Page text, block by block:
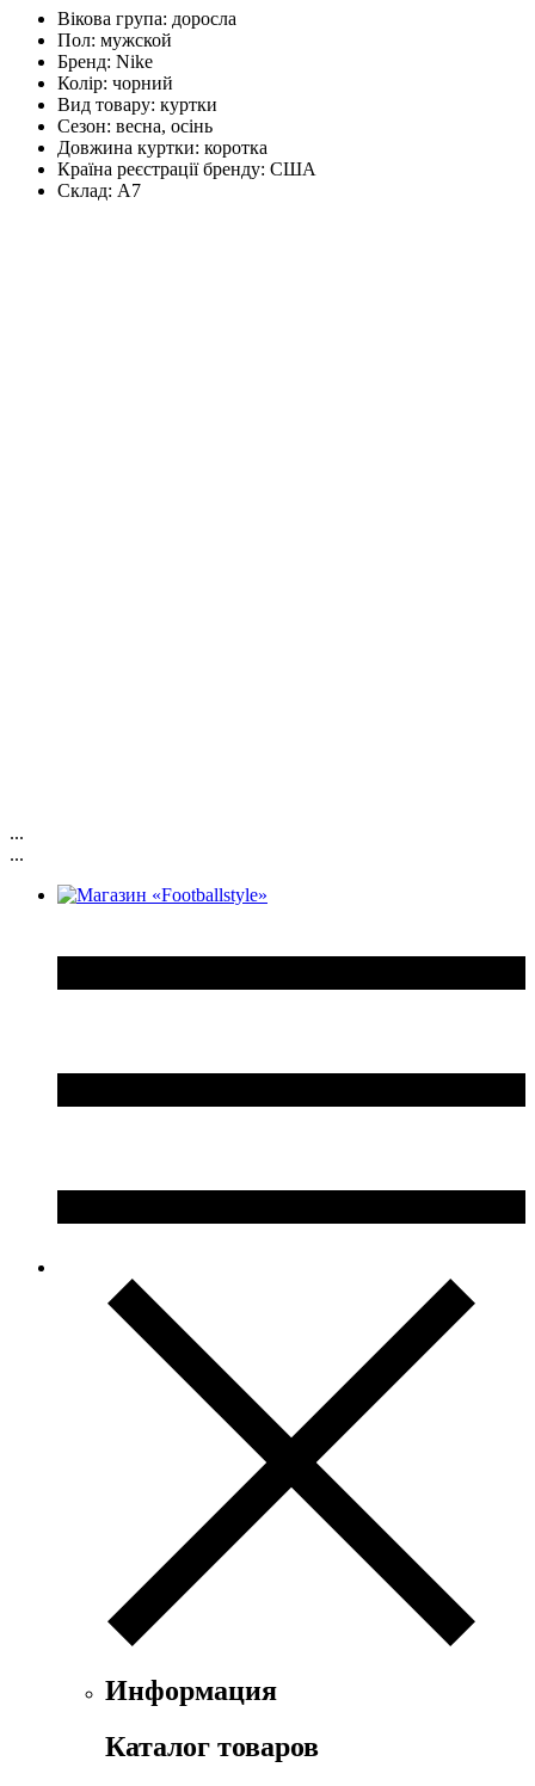
Вікова група: доросла
Пол: мужской
Бренд: Nike
Колір: чорний
Вид товару: куртки
Сезон: весна, осінь
Довжина куртки: коротка
Країна реєстрації бренду: США
Склад: А7
...
...
Информация
Каталог товаров